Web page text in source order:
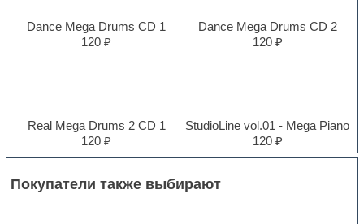
Dance Mega Drums CD 1
120 ₽
Dance Mega Drums CD 2
120 ₽
Real Mega Drums 2 CD 1
120 ₽
StudioLine vol.01 - Mega Piano
120 ₽
Покупатели также выбирают